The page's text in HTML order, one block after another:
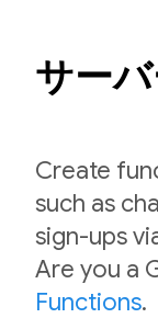
サー
Create
such as
sign-ups
Are you a
Functions.